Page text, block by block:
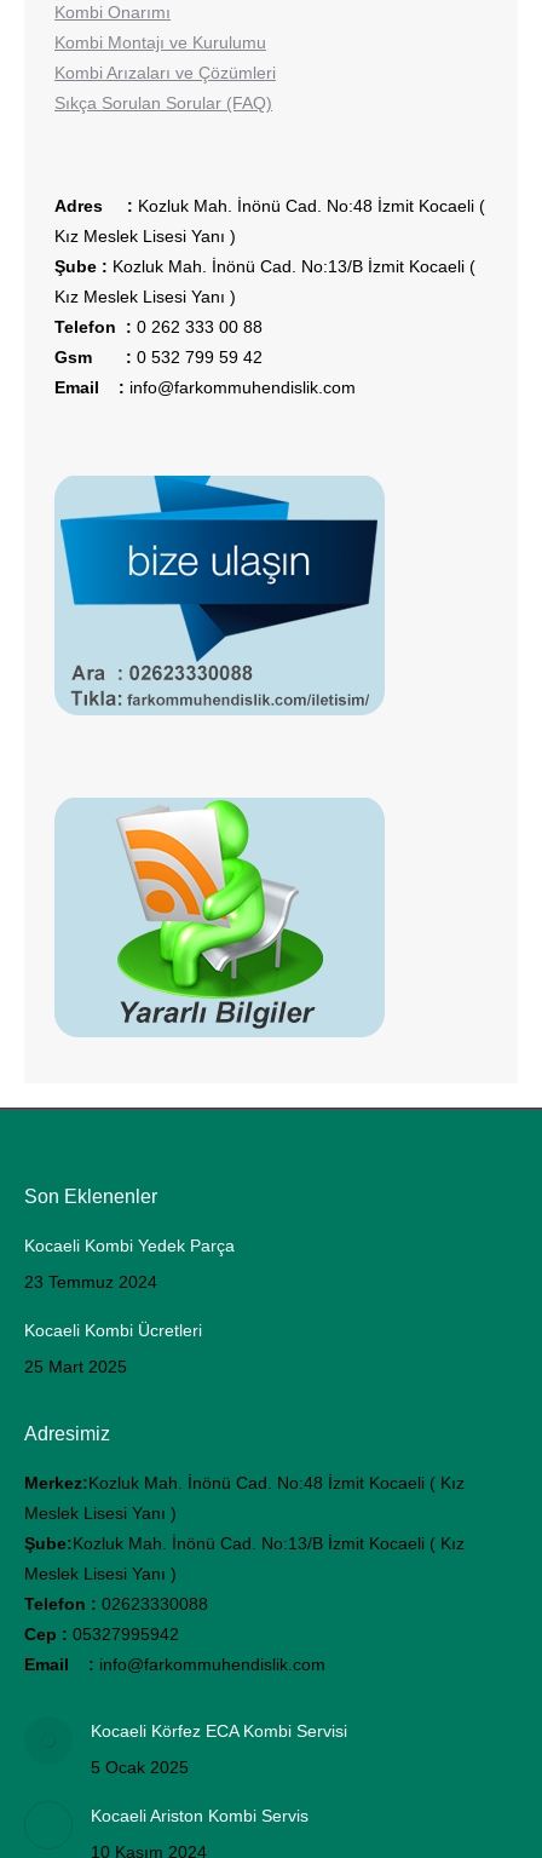
Kombi Onarımı
Kombi Montajı ve Kurulumu
Kombi Arızaları ve Çözümleri
Sıkça Sorulan Sorular (FAQ)
Adres : Kozluk Mah. İnönü Cad. No:48 İzmit Kocaeli (
Kız Meslek Lisesi Yanı )
Şube : Kozluk Mah. İnönü Cad. No:13/B İzmit Kocaeli (
Kız Meslek Lisesi Yanı )
Telefon : 0 262 333 00 88
Gsm : 0 532 799 59 42
Email : info@farkommuhendislik.com
Son Eklenenler
Kocaeli Kombi Yedek Parça
23 Temmuz 2024
Kocaeli Kombi Ücretleri
25 Mart 2025
Adresimiz
Merkez:Kozluk Mah. İnönü Cad. No:48 İzmit Kocaeli ( Kız
Meslek Lisesi Yanı )
Şube:Kozluk Mah. İnönü Cad. No:13/B İzmit Kocaeli ( Kız
Meslek Lisesi Yanı )
Telefon : 02623330088
Cep : 05327995942
Email : info@farkommuhendislik.com
Kocaeli Körfez ECA Kombi Servisi
5 Ocak 2025
Kocaeli Ariston Kombi Servis
10 Kasım 2024